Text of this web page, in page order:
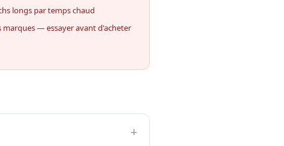
longs par temps chaud
marques — essayer avant d'acheter
+